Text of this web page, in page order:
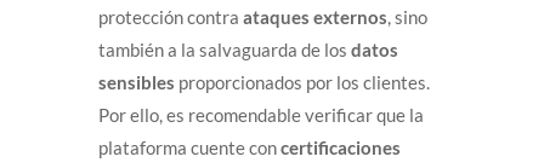
protección contra ataques externos, sino
también a la salvaguarda de los datos
sensibles proporcionados por los clientes.
Por ello, es recomendable verificar que la
plataforma cuente concertificaciones